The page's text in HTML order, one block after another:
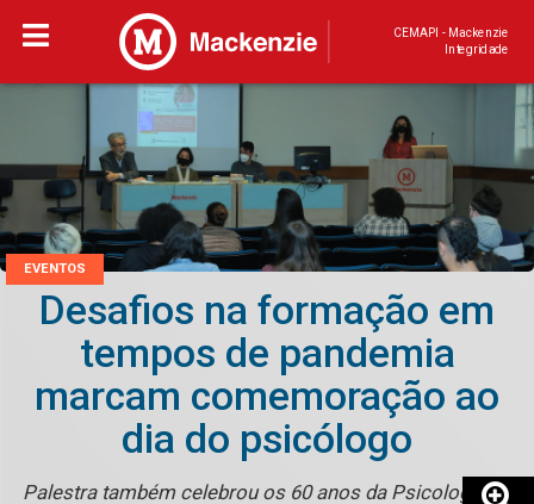
CEMAPI - Mackenzie
Integridade
EVENTOS
Desafios na formação em
tempos de pandemia
marcam comemoração ao
dia do psicólogo
Palestra também celebrou os 60 anos da Psicologia no